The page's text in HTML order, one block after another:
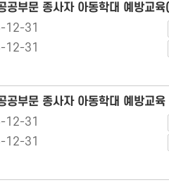
부문 종사자 아동학대 예방교육
12-31
12-31
부문 종사자 아동학대 예방교
12-31
12-31